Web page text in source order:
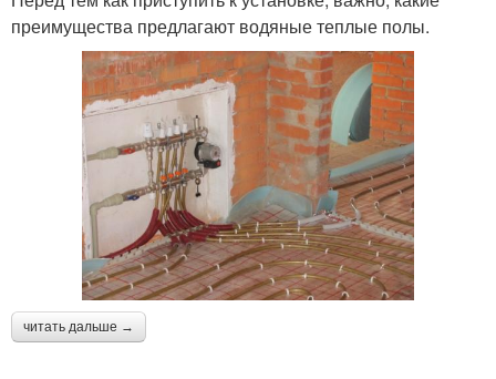
преимущества предлагают водяные теплые полы.
читать дальше →